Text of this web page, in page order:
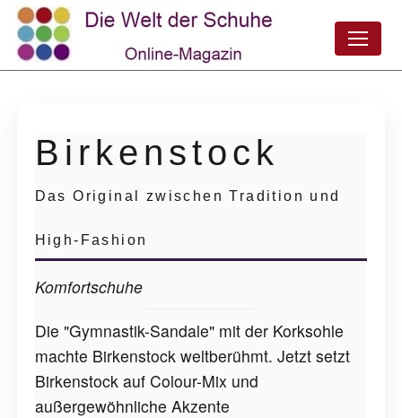
Birkenstock
Das Original zwischen Tradition und
High-Fashion
Komfortschuhe
Die "Gymnastik-Sandale" mit der Korksohle
machte Birkenstock weltberühmt. Jetzt setzt
Birkenstock auf Colour-Mix und
außergewöhnliche Akzente